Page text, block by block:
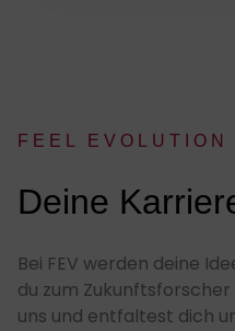
FEEL EVOLUTION
:
Deine
Bei FEV werden deine
du zum
uns und entfaltest dich